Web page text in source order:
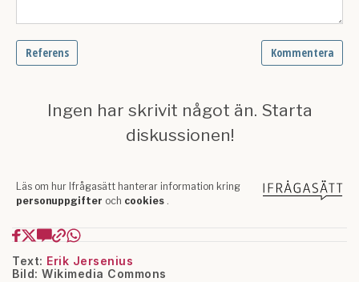
Text: Erik Jersenius
Bild: Wikimedia Commons